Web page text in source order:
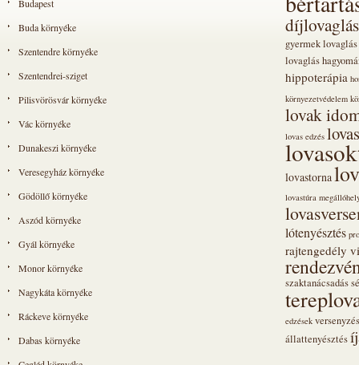
Budapest
Buda környéke
Szentendre környéke
Szentendrei-sziget
Pilisvörösvár környéke
Vác környéke
Dunakeszi környéke
Veresegyház környéke
Gödöllő környéke
Aszód környéke
Gyál környéke
Monor környéke
Nagykáta környéke
Ráckeve környéke
Dabas környéke
díjlovaglás
gyermek lovaglás
lovaglás
hippoterápia
környezetvédelem
lovak
lovas edzés
lovastorna
lovastúra
lótenyésztés
rajtengedély
szaktanácsadás
edzések versenyzés
állattenyésztés